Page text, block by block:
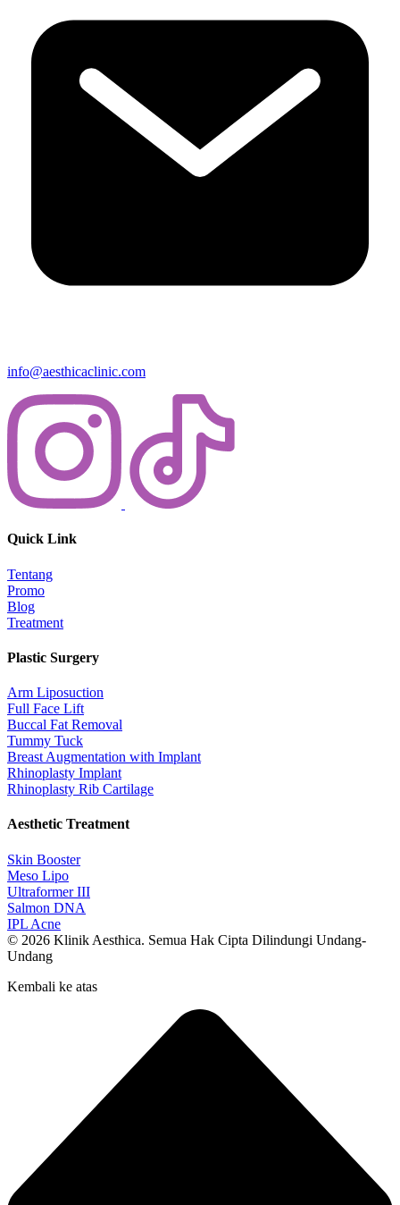
info@aesthicaclinic.com
Quick Link
Tentang
Promo
Blog
Treatment
Plastic Surgery
Arm Liposuction
Full Face Lift
Buccal Fat Removal
Tummy Tuck
Breast Augmentation with Implant
Rhinoplasty Implant
Rhinoplasty Rib Cartilage
Aesthetic Treatment
Skin Booster
Meso Lipo
Ultraformer III
Salmon DNA
IPL Acne
© 2026 Klinik Aesthica. Semua Hak Cipta Dilindungi Undang-
Undang
Kembali ke atas